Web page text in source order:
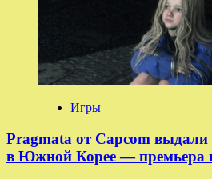
Rising
действие
развернётся
Голливуде
с
Игры
Pragmata от Capcom выдали
в Южной Корее — премьера